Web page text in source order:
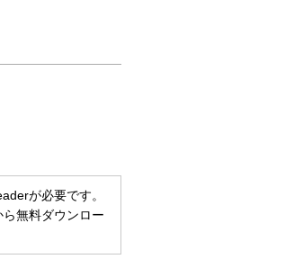
が必要です。
無料ダウンロー